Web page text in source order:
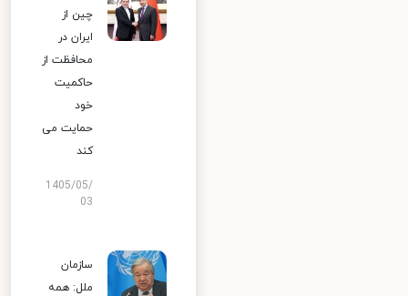
چین از
ایران در
محافظت از
حاکمیت
خود
حمایت می
کند
1405/05/
03
سازمان
ملل: همه